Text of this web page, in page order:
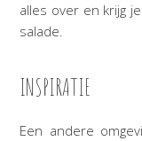
alles over en krijg
salade.
INSPIRATIE
Een andere